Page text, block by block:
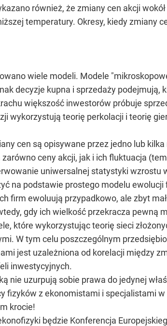
również, że zmiany cen akcji
temperatury. Okresy, kiedy zmiany
wiele modeli. Modele
decyzje kupna i sprzedaży podejmują,
większość inwestorów próbuje
wykorzystują teorię perkolacji i teorię
cen są opisywane przez jedno lub
ceny akcji, jak i ich fluktuacja
uniwersalnej statystyki wzrostu
na podstawie prostego modelu
firm ewoluują przypadkowo, ale zbyt
gdy ich wielkość przekracza pewną
które wykorzystując teorię sieci
W tym celu poszczególnym
jest uzależniona od korelacji między
inwestycyjnych.
nie uzurpują sobie prawa do jedynej
fizyków z ekonomistami i specjalistami
krocie!
będzie Konferencja